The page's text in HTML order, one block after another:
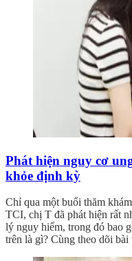
Phát hiện nguy cơ
khỏe định kỳ
Chỉ qua một buổi thăm
TCI, chị T đã phát hiện rất
lý nguy hiểm, trong đó bao
trên là gì? Cùng theo dõi